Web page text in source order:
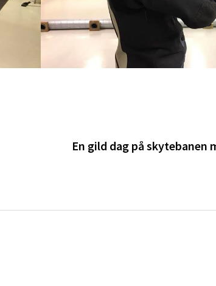
En gild dag på